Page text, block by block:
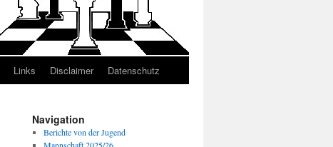
Links Disclaimer Datenschutz
Navigation
Berichte von der Jugend